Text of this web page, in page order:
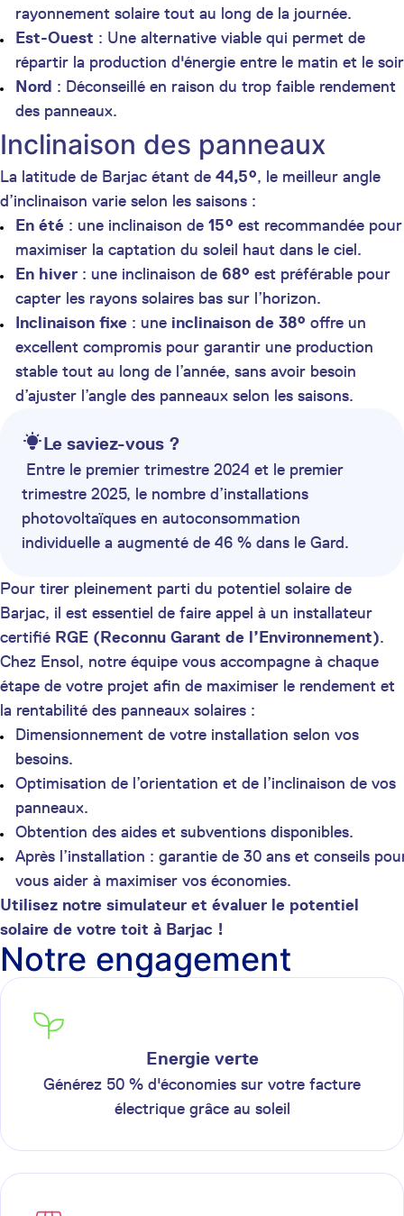
rayonnement solaire tout au long de la journée.
Est-Ouest : Une alternative viable qui permet de
répartir la production d'énergie entre le matin et le
Nord : Déconseillé en raison du trop faible rendement
des panneaux.
Inclinaison des panneaux
La latitude de Barjac étant de 44,5°, le meilleur angle
d’inclinaison varie selon les saisons :
En été : une inclinaison de 15° est recommandée pour
maximiser la captation du soleil haut dans le ciel.
En hiver : une inclinaison de 68° est préférable pour
capter les rayons solaires bas sur l’horizon.
Inclinaison fixe : une inclinaison de 38° offre un
excellent compromis pour garantir une production
stable tout au long de l’année, sans avoir besoin
d’ajuster l’angle des panneaux selon les saisons.
Le saviez-vous ?
Entre le premier trimestre 2024 et le premier
trimestre 2025, le nombre d’installations
photovoltaïques en autoconsommation
individuelle a augmenté de 46 % dans le Gard.
Pour tirer pleinement parti du potentiel solaire de
Barjac, il est essentiel de faire appel à un installateur
certifié RGE (Reconnu Garant de l’Environnement).
Chez Ensol, notre équipe vous accompagne à chaque
étape de votre projet afin de maximiser le rendement et
la rentabilité des panneaux solaires :
Dimensionnement de votre installation selon vos
besoins.
Optimisation de l’orientation et de l’inclinaison de vos
panneaux.
Obtention des aides et subventions disponibles.
Après l’installation : garantie de 30 ans et conseils
vous aider à maximiser vos économies.
Utilisez notre simulateur et évaluer le potentiel
solaire de votre toit à Barjac !
Notre engagement
Energie verte
Générez 50 % d'économies sur votre facture
électrique grâce au soleil